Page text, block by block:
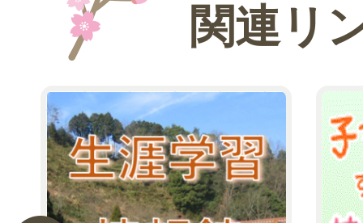
関連リ
2
枚
目
の
3
枚
目
の